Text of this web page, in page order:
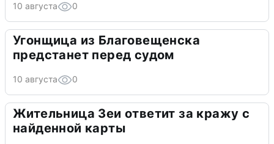
10 августа 0
Угонщица из Благовещенска
предстанет перед судом
10 августа 0
Жительница Зеи ответит за кражу с
найденной карты